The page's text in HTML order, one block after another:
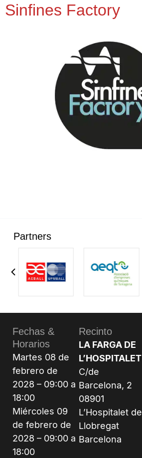
Sinfines Factory
Partners
Fechas &
Horarios
Martes 08 de
febrero de
2028 – 09:00 a
18:00
Miércoles 09
de febrero de
2028 – 09:00 a
18:00
Recinto
LA FARGA DE
L’HOSPITALET
C/de
Barcelona, 2
08901
L’Hospitalet de
Llobregat
Barcelona